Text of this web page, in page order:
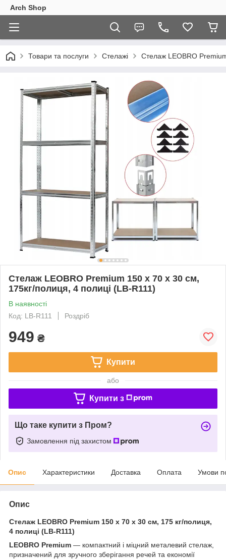
Arch Shop
Товари та послуги Стелажі Стелаж LEOBRO
Стелаж LEOBRO Premium 150 х 70 х 30 см,
175кг/полиця, 4 полиці (LB-R111)
В наявності
Код: LB-R111
Роздріб
949 ₴
Купити
або
Купити з
Що таке купити з Пром?
Замовлення під захистом
Опис Характеристики Доставка Оплата Умови
Опис
Стелаж LEOBRO Premium 150 х 70 х 30 см, 175 кг/полиця,
4 полиці (LB-R111)
LEOBRO Premium — компактний і міцний металевий стелаж,
призначений для зручного зберігання речей та економії